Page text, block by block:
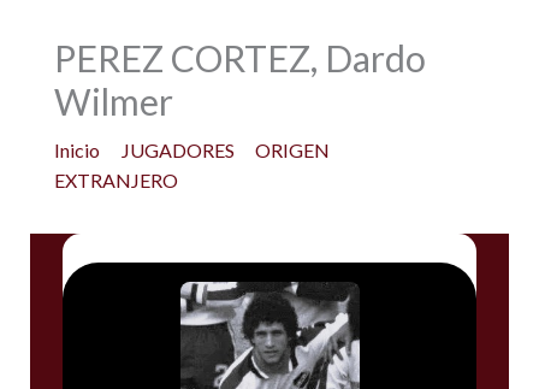
PEREZ CORTEZ, Dardo
Wilmer
Inicio JUGADORES
ORIGEN
EXTRANJERO